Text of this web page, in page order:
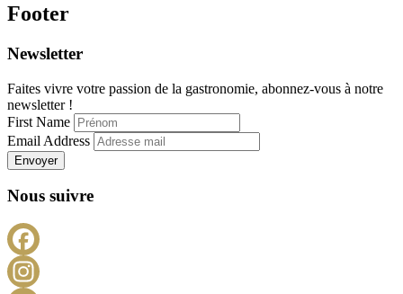
Footer
Newsletter
Faites vivre votre passion de la gastronomie, abonnez-vous à notre
newsletter !
First Name
Email Address
Envoyer
Nous suivre